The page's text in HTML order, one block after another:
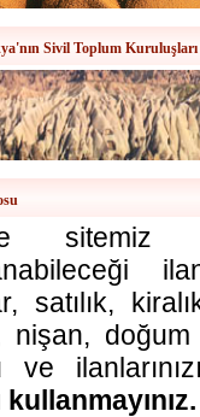
Sivil Toplum Kuruluşları
sitemiz
satılık,
nişan,
ve
kullanmayınız.